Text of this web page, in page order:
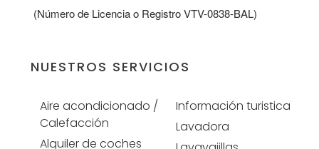
(Número de Licencia o Registro VTV-0838-BAL)
NUESTROS SERVICIOS
Aire acondicionado /
Calefacción
Alquiler de coches
Información turistica
Lavadora